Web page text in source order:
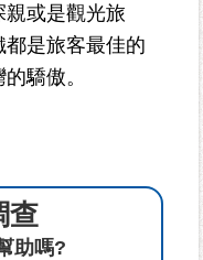
或是觀光旅
是旅客最佳的
驕傲。
查
助嗎?